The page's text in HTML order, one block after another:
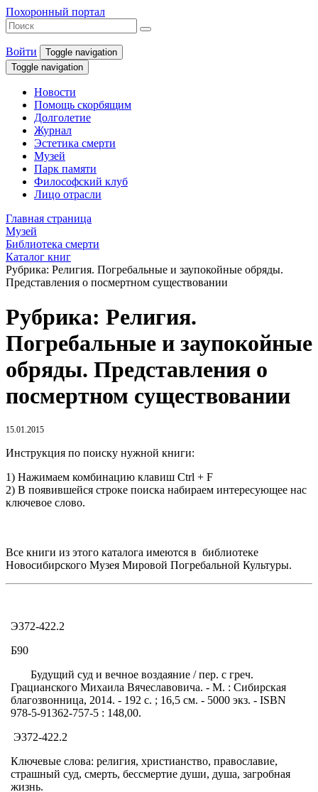
Похоронный портал
Войти
Toggle navigation
Toggle navigation
Новости
Помощь скорбящим
Долголетие
Журнал
Эстетика смерти
Музей
Парк памяти
Философский клуб
Лицо отрасли
Главная страница
Музей
Библиотека смерти
Каталог книг
Рубрика: Религия. Погребальные и заупокойные обряды.
Представления о посмертном существовании
Рубрика: Религия.
Погребальные и заупокойные
обряды. Представления о
посмертном существовании
15.01.2015
Инструкция по поиску нужной книги:
1) Нажимаем комбинацию клавиш Ctrl + F
2) В появившейся строке поиска набираем интересующее нас
ключевое слово.
Все книги из этого каталога имеются в библиотеке
Новосибирского Музея Мировой Погребальной Культуры.
Э372-422.2
Б90
Будущий суд и вечное воздаяние / пер. с греч.
Грацианского Михаила Вячеславовича. - М. : Сибирская
благозвонница, 2014. - 192 с. ; 16,5 см. - 5000 экз. - ISBN
978-5-91362-757-5 : 148,00.
Э372-422.2
Ключевые слова: религия, христианство, православие,
страшный суд, смерть, бессмертие души, душа, загробная
жизнь.